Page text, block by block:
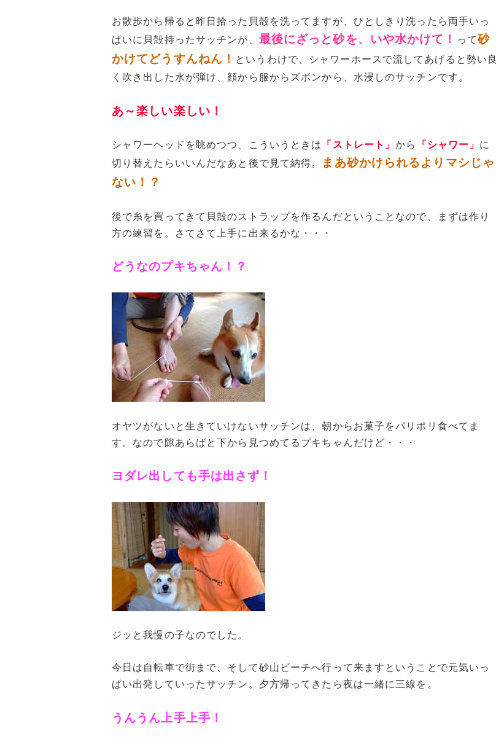
お散歩から帰ると昨日拾った貝殻を洗ってますが、ひとしきり洗ったら両手いっ
ぱいに貝殻持ったサッチンが、 最後にざっと砂を、いや水かけて！ って砂
かけてどうすんねん！ というわけで、シャワーホースで流してあげると勢い良
く吹き出した水が弾け、顔から服からズボンから、水浸しのサッチンです。
あ～楽しい楽しい！
シャワーヘッドを眺めつつ、こういうときは 「ストレート」から 「シャワー」 に
切り替えたらいいんだなあと後で見て納得。
まあ砂かけられるよりマシじゃ
ない！？
後で糸を買ってきて貝殻のストラップを作るんだということなので、まずは作り
方の練習を。さてさて上手に出来るかな・・・
どうなのプキちゃん！？
オヤツがないと生きていけないサッチンは、朝からお菓子をパリポリ食べてま
す。なので隙あらばと下から見つめてるプキちゃんだけど・・・
ヨダレ出しても手は出さず！
ジッと我慢の子なのでした。
今日は自転車で街まで、そして砂山ビーチへ行って来ますということで元気いっ
ぱい出発していったサッチン。夕方帰ってきたら夜は一緒に三線を。
うんうん上手上手！